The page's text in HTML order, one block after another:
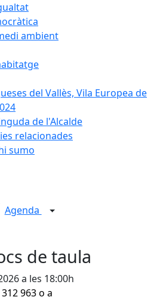
ambient
del Vallès, Vila Europea de
de l'Alcalde
relacionades
sumo
Agenda
de taula
a les 18:00h
963 o a